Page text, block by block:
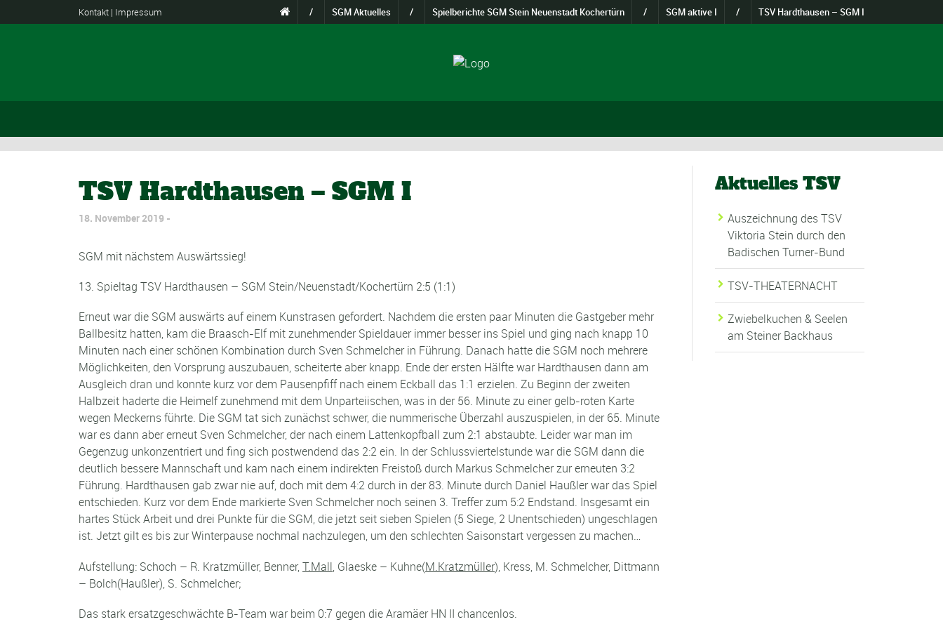
Kontakt | Impressum / SGM Aktuelles / Spielberichte SGM Stein Neuenstadt Kochertürn / SGM aktive I / TSV Hardthausen – SGM I
TSV Hardthausen – SGM I
18. November 2019
SGM mit nächstem Auswärtssieg!
13. Spieltag TSV Hardthausen – SGM Stein/Neuenstadt/Kochertürn 2:5 (1:1)
Erneut war die SGM auswärts auf einem Kunstrasen gefordert. Nachdem die ersten paar Minuten die Gastgeber mehr
Ballbesitz hatten, kam die Braasch-Elf mit zunehmender Spieldauer immer besser ins Spiel und ging nach knapp 10
Minuten nach einer schönen Kombination durch Sven Schmelcher in Führung. Danach hatte die SGM noch mehrere
Möglichkeiten, den Vorsprung auszubauen, scheiterte aber knapp. Ende der ersten Hälfte war Hardthausen dann am
Ausgleich dran und konnte kurz vor dem Pausenpfiff nach einem Eckball das 1:1 erzielen. Zu Beginn der zweiten
Halbzeit haderte die Heimelf zunehmend mit dem Unparteiischen, was in der 56. Minute zu einer gelb-roten Karte
wegen Meckerns führte. Die SGM tat sich zunächst schwer, die nummerische Überzahl auszuspielen, in der 65. Minute
war es dann aber erneut Sven Schmelcher, der nach einem Lattenkopfball zum 2:1 abstaubte. Leider war man im
Gegenzug unkonzentriert und fing sich postwendend das 2:2 ein. In der Schlussviertelstunde war die SGM dann die
deutlich bessere Mannschaft und kam nach einem indirekten Freistoß durch Markus Schmelcher zur erneuten 3:2
Führung. Hardthausen gab zwar nie auf, doch mit dem 4:2 durch in der 83. Minute durch Daniel Haußler war das Spiel
entschieden. Kurz vor dem Ende markierte Sven Schmelcher noch seinen 3. Treffer zum 5:2 Endstand. Insgesamt ein
hartes Stück Arbeit und drei Punkte für die SGM, die jetzt seit sieben Spielen (5 Siege, 2 Unentschieden) ungeschlagen
ist. Jetzt gilt es bis zur Winterpause nochmal nachzulegen, um den schlechten Saisonstart vergessen zu machen…
Aufstellung: Schoch – R. Kratzmüller, Benner,T.Mall, Glaeske – Kuhne(M.Kratzmüller), Kress, M. Schmelcher, Dittmann
– Bolch(Haußler), S. Schmelcher;
Das stark ersatzgeschwächte B-Team war beim 0:7 gegen die Aramäer HN II chancenlos.
Aktuelles TSV
Auszeichnung des TSV
Viktoria Stein durch den
Badischen Turner-Bund
TSV-THEATERNACHT
Zwiebelkuchen & Seelen
am Steiner Backhaus